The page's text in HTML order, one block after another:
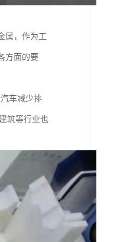
属，作为工
方面的要
车减少排
筑等行业也